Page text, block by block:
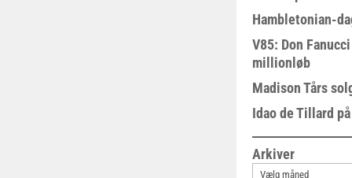
Hambletonian-
V85: Don
millionløb
Madison Tårs
Idao de Tillard
Arkiver